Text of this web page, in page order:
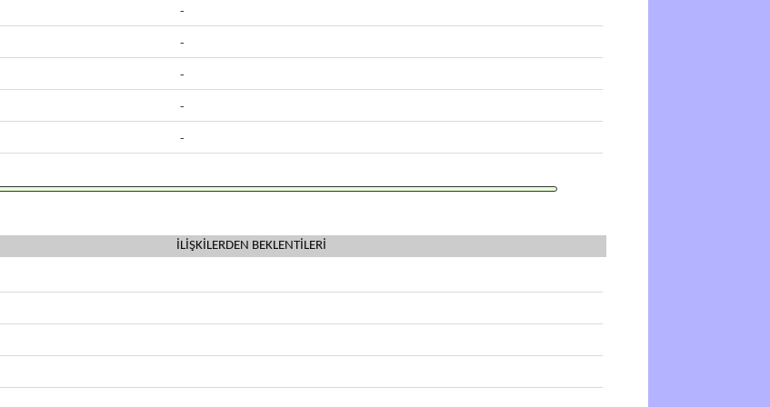
-
-
-
-
-
İLİŞKİLERDEN BEKLENTİLERİ